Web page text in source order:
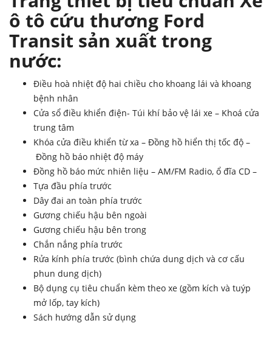
ô tô cứu thương Ford
Transit sản xuất trong
nước:
Điều hoà nhiệt độ hai chiều cho khoang lái và khoang
bệnh nhân
Cửa sổ điều khiển điện- Túi khí bảo vệ lái xe – Khoá cửa
trung tâm
Khóa cửa điều khiển từ xa – Đồng hồ hiển thị tốc độ –
Đồng hồ báo nhiệt độ máy
Đồng hồ báo mức nhiên liệu – AM/FM Radio, ổ đĩa CD –
Tựa đầu phía trước
Dây đai an toàn phía trước
Gương chiếu hậu bên ngoài
Gương chiếu hậu bên trong
Chắn nắng phía trước
Rửa kính phía trước (bình chứa dung dịch và cơ cấu
phun dung dịch)
Bộ dụng cụ tiêu chuẩn kèm theo xe (gồm kích và tuýp
mở lốp, tay kích)
Sách hướng dẫn sử dụng